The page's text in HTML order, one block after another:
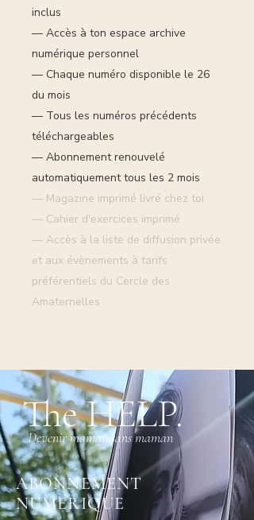
inclus
— Accès à ton espace archive
numérique personnel
— Chaque numéro disponible le 26
du mois
— Tous les numéros précédents
téléchargeables
— Abonnement renouvelé
automatiquement tous les 2 mois
— Magazine imprimé livré chez toi
— Cahier d'exercices imprimé
— Accès à la liste de diffusion privée
et aux évènements à tarifs
préférentiels du Cercle des
Amaternelles
The HELP.
Devenir maman sans maman
ABONNEMENT
NUMERIQUE